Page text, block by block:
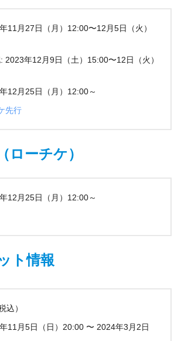
11月27日（月）12:00〜12月5日（火）
2023年12月9日（土）15:00〜12日（火）
12月25日（月）12:00～
先行
ローチケ）
12月25日（月）12:00～
ト情報
込）
11月5日（日）20:00 〜 2024年3月2日